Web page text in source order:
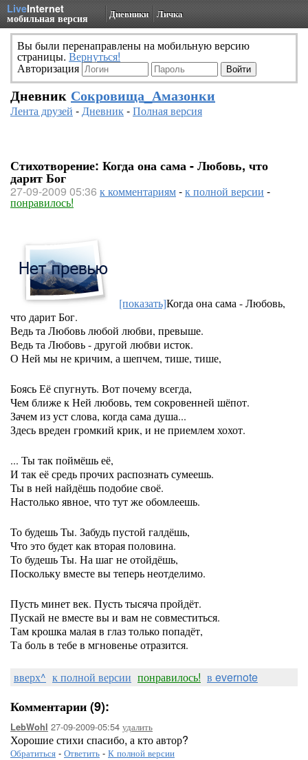
LiveInternet
мобильная версия Дневники Личка
Вы были перенаправлены на мобильную версию
страницы. Вернуться!
Авторизация
Дневник Сокровища_Амазонки
Лента друзей -Дневник-Полная версия
Стихотворение: Когда она сама - Любовь, что
дарит Бог
27-09-2009 05:36 к комментариям-к полной версии -
понравилось!
[показать]Когда она сама - Любовь,
что дарит Бог.
Ведь та Любовь любой любви, превыше.
Ведь та Любовь - другой любви исток.
О Ней мы не кричим, а шепчем, тише, тише,
Боясь Её спугнуть. Вот почему всегда,
Чем ближе к Ней любовь, тем сокровенней шёпот.
Зачем из уст слова, когда сама душа...
Здесь вреден громкий крик, и не приемлем хохот.
... Ты так поймёшь её,
И так её средь прочих распознать сумеешь.
Ты в ней найдёшь подобие своё.
Настолько явное, что тут же обомлеешь.
То будешь Ты. Забудь пустой галдёшь,
Что это будет как вторая половина.
То будешь Ты. На шаг не отойдёшь,
Поскольку вместе вы теперь неотделимо.
Пусть минет век. Пусть тысяча пройдёт.
Пускай не вместе вы и вам не совместиться.
Там крошка малая в глаз только попадёт,
Та боль в тебе в мгновенье отразится.
вверх^ к полной версии понравилось! в evernote
Комментарии (9):
LebWohl 27-09-2009-05:54 удалить
Хорошие стихи спасибо, а кто автор?
Обратиться - Ответить - К полной версии